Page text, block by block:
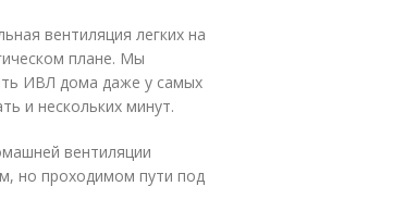
вентиляция легких на
плане. Мы
ИВЛ дома даже у самых
и нескольких минут.
вентиляции
но проходимом пути под